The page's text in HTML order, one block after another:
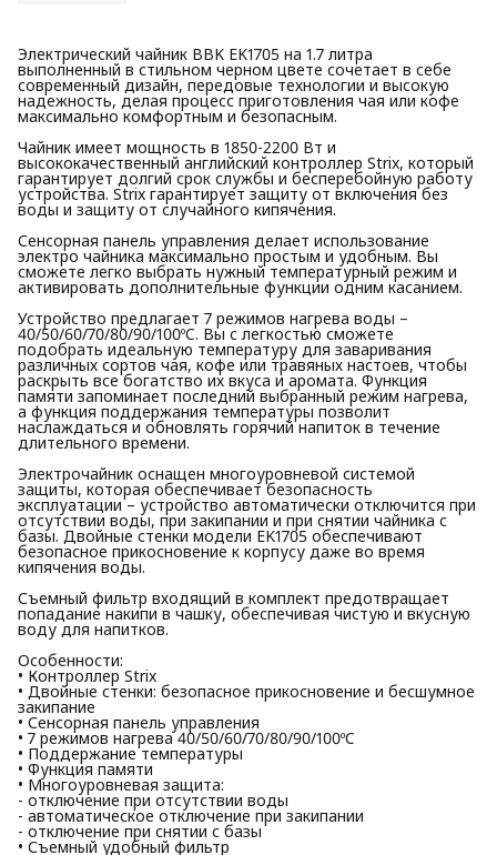
Электрический чайник BBK EK1705 на 1.7 литра
выполненный в стильном черном цвете сочетает в себе
современный дизайн, передовые технологии и высокую
надежность, делая процесс приготовления чая или кофе
максимально комфортным и безопасным.
Чайник имеет мощность в 1850-2200 Вт и
высококачественный английский контроллер Strix, который
гарантирует долгий срок службы и бесперебойную работу
устройства. Strix гарантирует защиту от включения без
воды и защиту от случайного кипячения.
Сенсорная панель управления делает использование
электро чайника максимально простым и удобным. Вы
сможете легко выбрать нужный температурный режим и
активировать дополнительные функции одним касанием.
Устройство предлагает 7 режимов нагрева воды –
40/50/60/70/80/90/100ºC. Вы с легкостью сможете
подобрать идеальную температуру для заваривания
различных сортов чая, кофе или травяных настоев, чтобы
раскрыть все богатство их вкуса и аромата. Функция
памяти запоминает последний выбранный режим нагрева,
а функция поддержания температуры позволит
наслаждаться и обновлять горячий напиток в течение
длительного времени.
Электрочайник оснащен многоуровневой системой
защиты, которая обеспечивает безопасность
эксплуатации – устройство автоматически отключится при
отсутствии воды, при закипании и при снятии чайника с
базы. Двойные стенки модели EK1705 обеспечивают
безопасное прикосновение к корпусу даже во время
кипячения воды.
Съемный фильтр входящий в комплект предотвращает
попадание накипи в чашку, обеспечивая чистую и вкусную
воду для напитков.
Особенности:
• Контроллер Strix
• Двойные стенки: безопасное прикосновение и бесшумное
закипание
• Сенсорная панель управления
• 7 режимов нагрева 40/50/60/70/80/90/100ºC
• Поддержание температуры
• Функция памяти
• Многоуровневая защита:
- отключение при отсутствии воды
- автоматическое отключение при закипании
- отключение при снятии с базы
• Съемный удобный фильтр